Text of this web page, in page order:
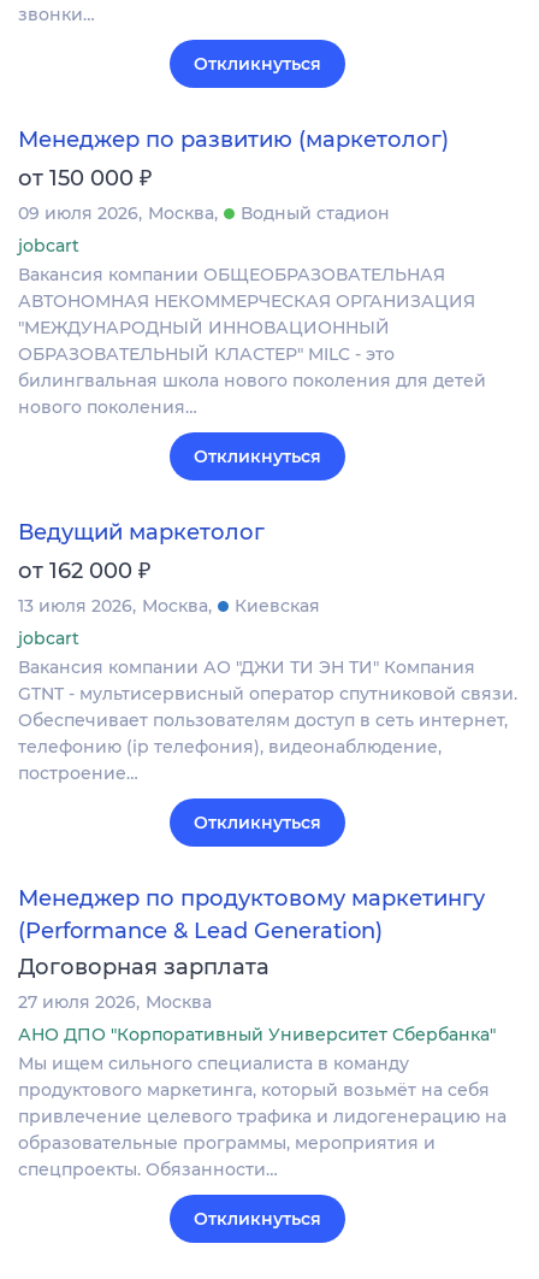
звонки…
Откликнуться
Менеджер по развитию (маркетолог)
от 150 000 ₽
09 июля 2026 Москва
Водный стадион
jobcart
Вакансия компании ОБЩЕОБРАЗОВАТЕЛЬНАЯ
АВТОНОМНАЯ НЕКОММЕРЧЕСКАЯ ОРГАНИЗАЦИЯ
"МЕЖДУНАРОДНЫЙ ИННОВАЦИОННЫЙ
ОБРАЗОВАТЕЛЬНЫЙ КЛАСТЕР" MILC - это
билингвальная школа нового поколения для детей
нового поколения…
Откликнуться
Ведущий маркетолог
от 162 000 ₽
13 июля 2026 Москва
Киевская
jobcart
Вакансия компании АО "ДЖИ ТИ ЭН ТИ" Компания
GTNT - мультисервисный оператор спутниковой связи.
Обеспечивает пользователям доступ в сеть интернет,
телефонию (ip телефония), видеонаблюдение,
построение…
Откликнуться
Менеджер по продуктовому маркетингу
(Performance & Lead Generation)
Договорная зарплата
27 июля 2026 Москва
АНО ДПО "Корпоративный Университет Сбербанка"
Мы ищем сильного специалиста в команду
продуктового маркетинга, который возьмёт на себя
привлечение целевого трафика и лидогенерацию на
образовательные программы, мероприятия и
спецпроекты. Обязанности…
Откликнуться